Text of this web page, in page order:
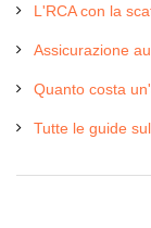
L'RCA con la
Assicurazione
Quanto costa
Tutte le guide